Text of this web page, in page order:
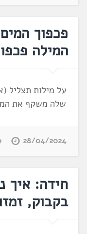
פכפוך
המילה
על מילות תצליל
שלה משקף את
28/04/2024
חידה: איך
בקבוק,